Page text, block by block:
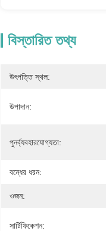
বিস্তারিত তথ্য
উৎপত্তি স্থল:
উপাদান:
পুনর্ব্যবহারযোগ্যতা:
বন্ধের ধরন:
ওজন:
সার্টিফিকেশন: